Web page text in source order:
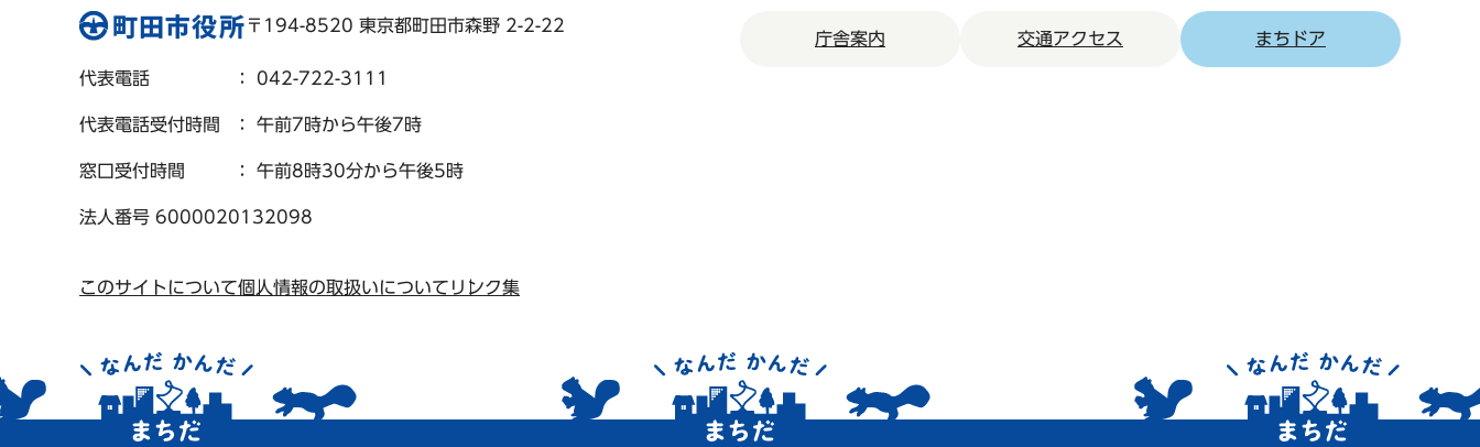
〒194-8520 東京都町田市森野 2-2-22
代表電話 ： 042-722-3111
代表電話受付時間 ： 午前7時から午後7時
窓口受付時間 ： 午前8時30分から午後5時
法人番号 6000020132098
このサイトについて個人情報の取扱いについて リンク集
庁舎案内 交通アクセス まちドア